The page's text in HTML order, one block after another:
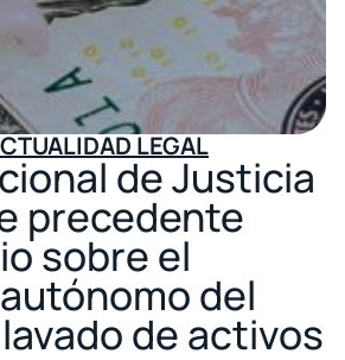
LEGAL
de Justicia
precedente
sobre el
del
de activos